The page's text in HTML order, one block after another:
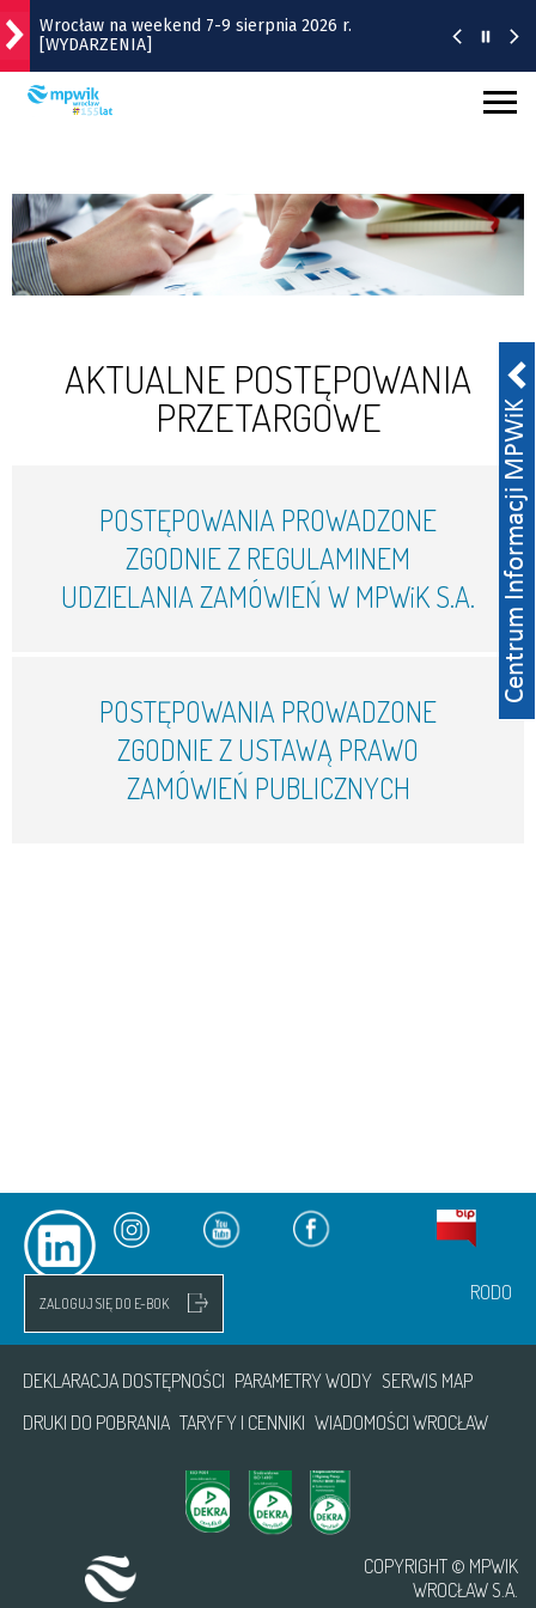
Wrocław na weekend 7-9 sierpnia 2026 r.
[WYDARZENIA]
Wrocławska Potańcówka w sobotę, 8 sierpnia
Bezpłatny koncert Ferajny Hoovera w niedzielę na
Komuny Paryskiej
AKTUALNE POSTĘPOWANIA
PRZETARGOWE
POSTĘPOWANIA PROWADZONE
ZGODNIE Z REGULAMINEM
UDZIELANIA ZAMÓWIEŃ W MPWiK S.A.
POSTĘPOWANIA PROWADZONE
ZGODNIE Z USTAWĄ PRAWO
ZAMÓWIEŃ PUBLICZNYCH
ZALOGUJ SIĘ DO E-BOK
DEKLARACJA DOSTĘPNOŚCI PARAMETRY WODY SERWIS MAP
DRUKI DO POBRANIA TARYFY I CENNIKI WIADOMOŚCI WROCŁAW
RODO
COPYRIGHT © MPWIK
WROCŁAW S.A.